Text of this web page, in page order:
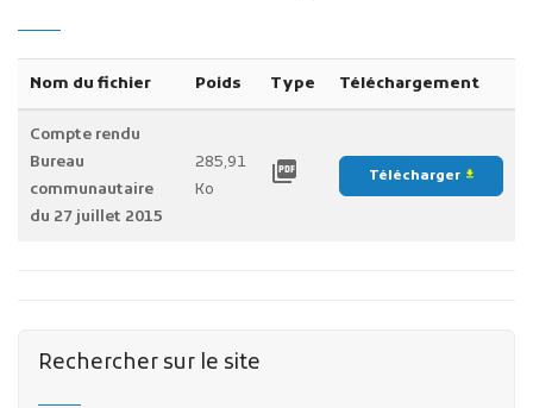
Nom du fichier Poids Type Téléchargement
Compte rendu
Bureau
communautaire
du 27 juillet 2015
285,91
Ko
picture_as_pdf Télécharger file_download
Rechercher sur le site